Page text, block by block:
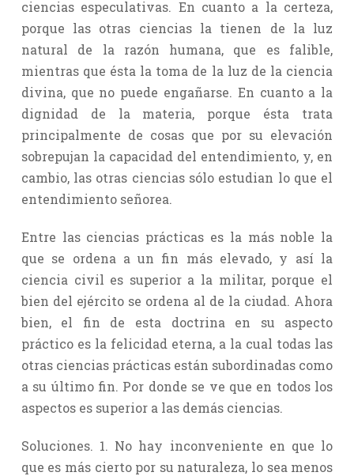
ciencias especulativas. En cuanto a la certeza,
porque las otras ciencias la tienen de la luz
natural de la razón humana, que es falible,
mientras que ésta la toma de la luz de la ciencia
divina, que no puede engañarse. En cuanto a la
dignidad de la materia, porque ésta trata
principalmente de cosas que por su elevación
sobrepujan la capacidad del entendimiento, y, en
cambio, las otras ciencias sólo estudian lo que el
entendimiento señorea.
Entre las ciencias prácticas es la más noble la
que se ordena a un fin más elevado, y así la
ciencia civil es superior a la militar, porque el
bien del ejército se ordena al de la ciudad. Ahora
bien, el fin de esta doctrina en su aspecto
práctico es la felicidad eterna, a la cual todas las
otras ciencias prácticas están subordinadas como
a su último fin. Por donde se ve que en todos los
aspectos es superior a las demás ciencias.
Soluciones. 1. No hay inconveniente en que lo
que es más cierto por su naturaleza, lo sea menos